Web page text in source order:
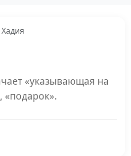
Хадия
«указывающая на
«подарок».